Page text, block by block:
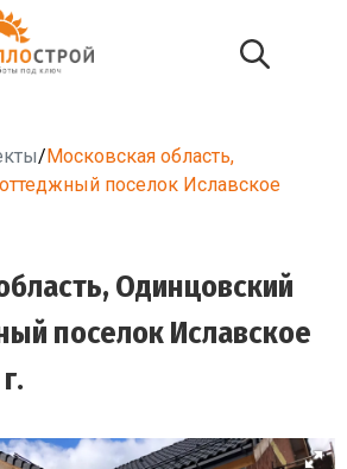
/Московская область,
поселок Иславское
Одинцовский
поселок Иславское